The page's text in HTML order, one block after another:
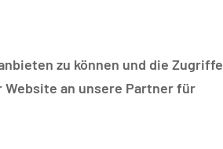
zu können und die Zugriffe
an unsere Partner für